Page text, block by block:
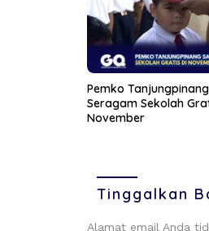
Pemko
Seragam Sekolah
November
Tinggalkan
Alamat email Anda